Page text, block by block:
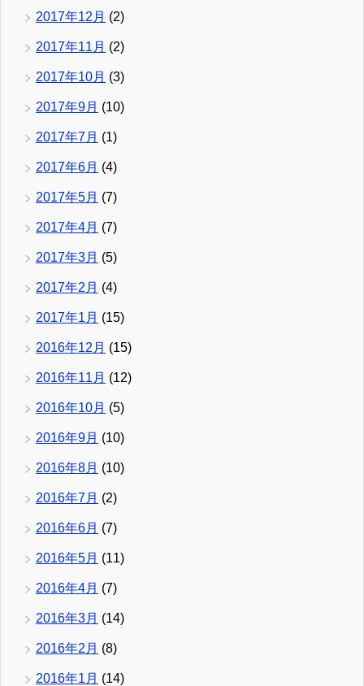
2017年12月 (2)
2017年11月 (2)
2017年10月 (3)
2017年9月 (10)
2017年7月 (1)
2017年6月 (4)
2017年5月 (7)
2017年4月 (7)
2017年3月 (5)
2017年2月 (4)
2017年1月 (15)
2016年12月 (15)
2016年11月 (12)
2016年10月 (5)
2016年9月 (10)
2016年8月 (10)
2016年7月 (2)
2016年6月 (7)
2016年5月 (11)
2016年4月 (7)
2016年3月 (14)
2016年2月 (8)
2016年1月 (14)